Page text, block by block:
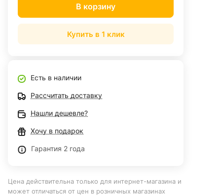
В корзину
Купить в 1 клик
Есть в наличии
Рассчитать доставку
Нашли дешевле?
Хочу в подарок
Гарантия 2 года
Цена действительна только для интернет-магазина и
может отличаться от цен в розничных магазинах